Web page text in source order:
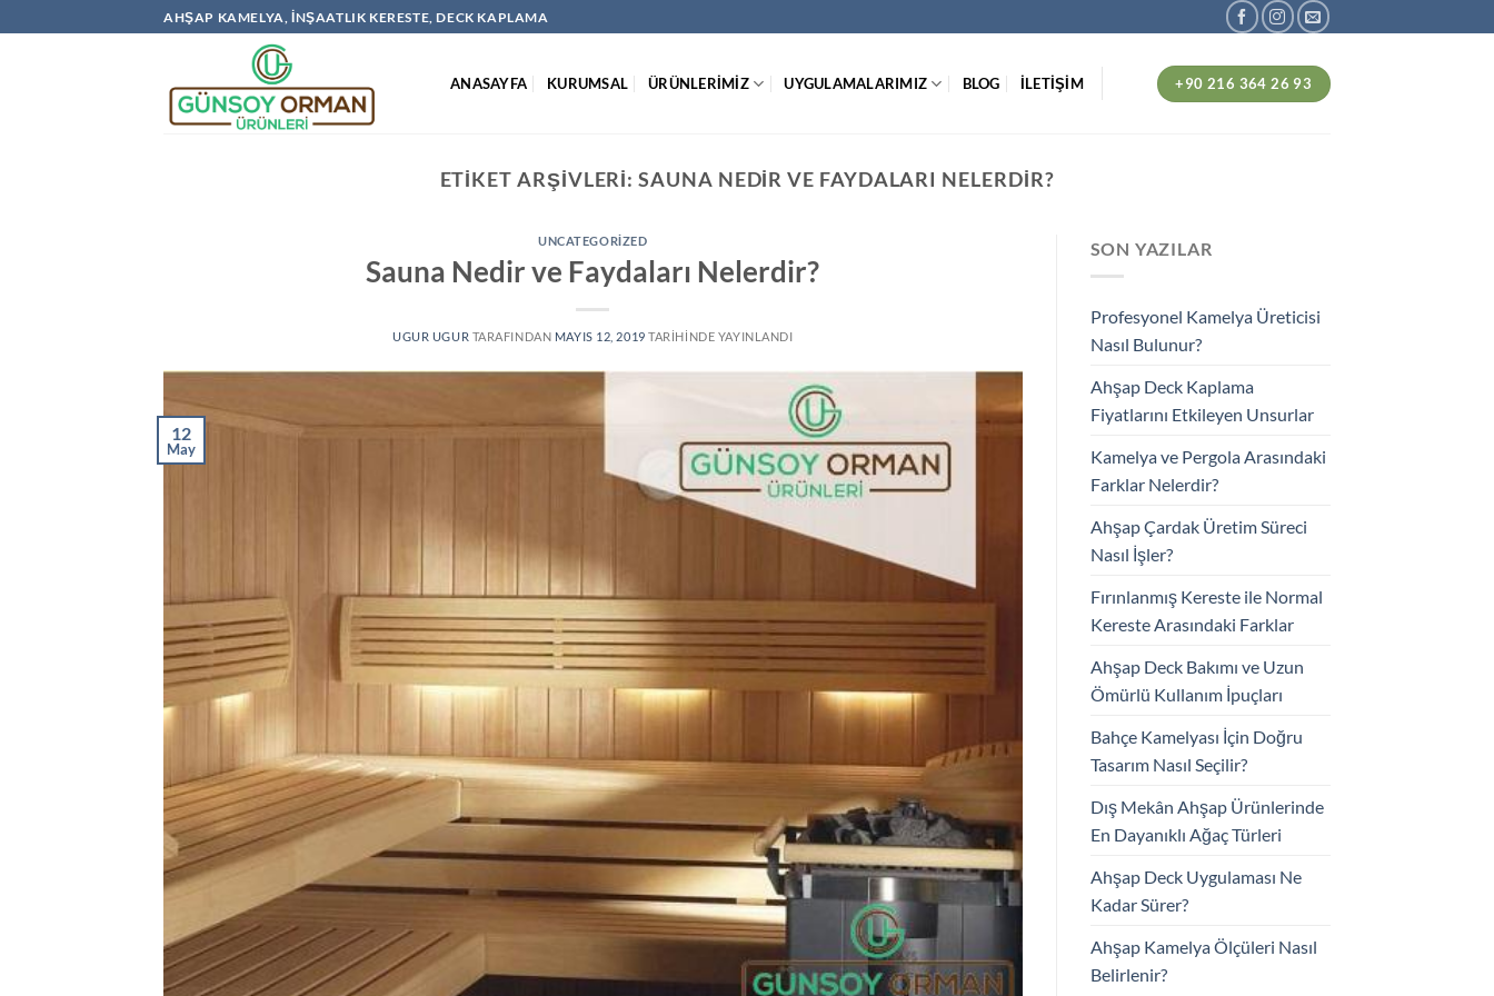
AHŞAP KAMELYA, İNŞAATLIK KERESTE, DECK KAPLAMA
ANASAYFA KURUMSAL ÜRÜNLERİMİZ UYGULAMALARIMIZ BLOG İLETİŞİM +90 216 364 26 93
ETIKET ARŞIVLERI:SAUNA NEDIR VE FAYDALARI NELERDIR?
UNCATEGORIZED
Sauna Nedir ve Faydaları Nelerdir?
UGUR UGUR TARAFINDAN MAYIS 12, 2019 TARIHINDE YAYINLANDI
12
May
SON YAZILAR
Profesyonel Kamelya Üreticisi
Nasıl Bulunur?
Ahşap Deck Kaplama
Fiyatlarını Etkileyen Unsurlar
Kamelya ve Pergola Arasındaki
Farklar Nelerdir?
Ahşap Çardak Üretim Süreci
Nasıl İşler?
Fırınlanmış Kereste ile Normal
Kereste Arasındaki Farklar
Ahşap Deck Bakımı ve Uzun
Ömürlü Kullanım İpuçları
Bahçe Kamelyası İçin Doğru
Tasarım Nasıl Seçilir?
Dış Mekân Ahşap Ürünlerinde
En Dayanıklı Ağaç Türleri
Ahşap Deck Uygulaması Ne
Kadar Sürer?
Ahşap Kamelya Ölçüleri Nasıl
Belirlenir?